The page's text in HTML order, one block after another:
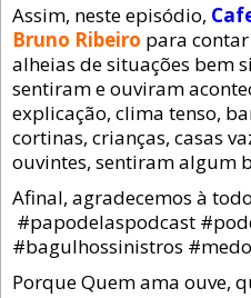
Assim, neste episódio,
Bruno Ribeiro para
alheias de situações bem
sentiram e ouviram
explicação, clima tenso,
cortinas, crianças, casas
ouvintes, sentiram algum
Afinal, agradecemos à
#papodelaspodcast
#bagulhossinistros
Porque Quem ama ouve,